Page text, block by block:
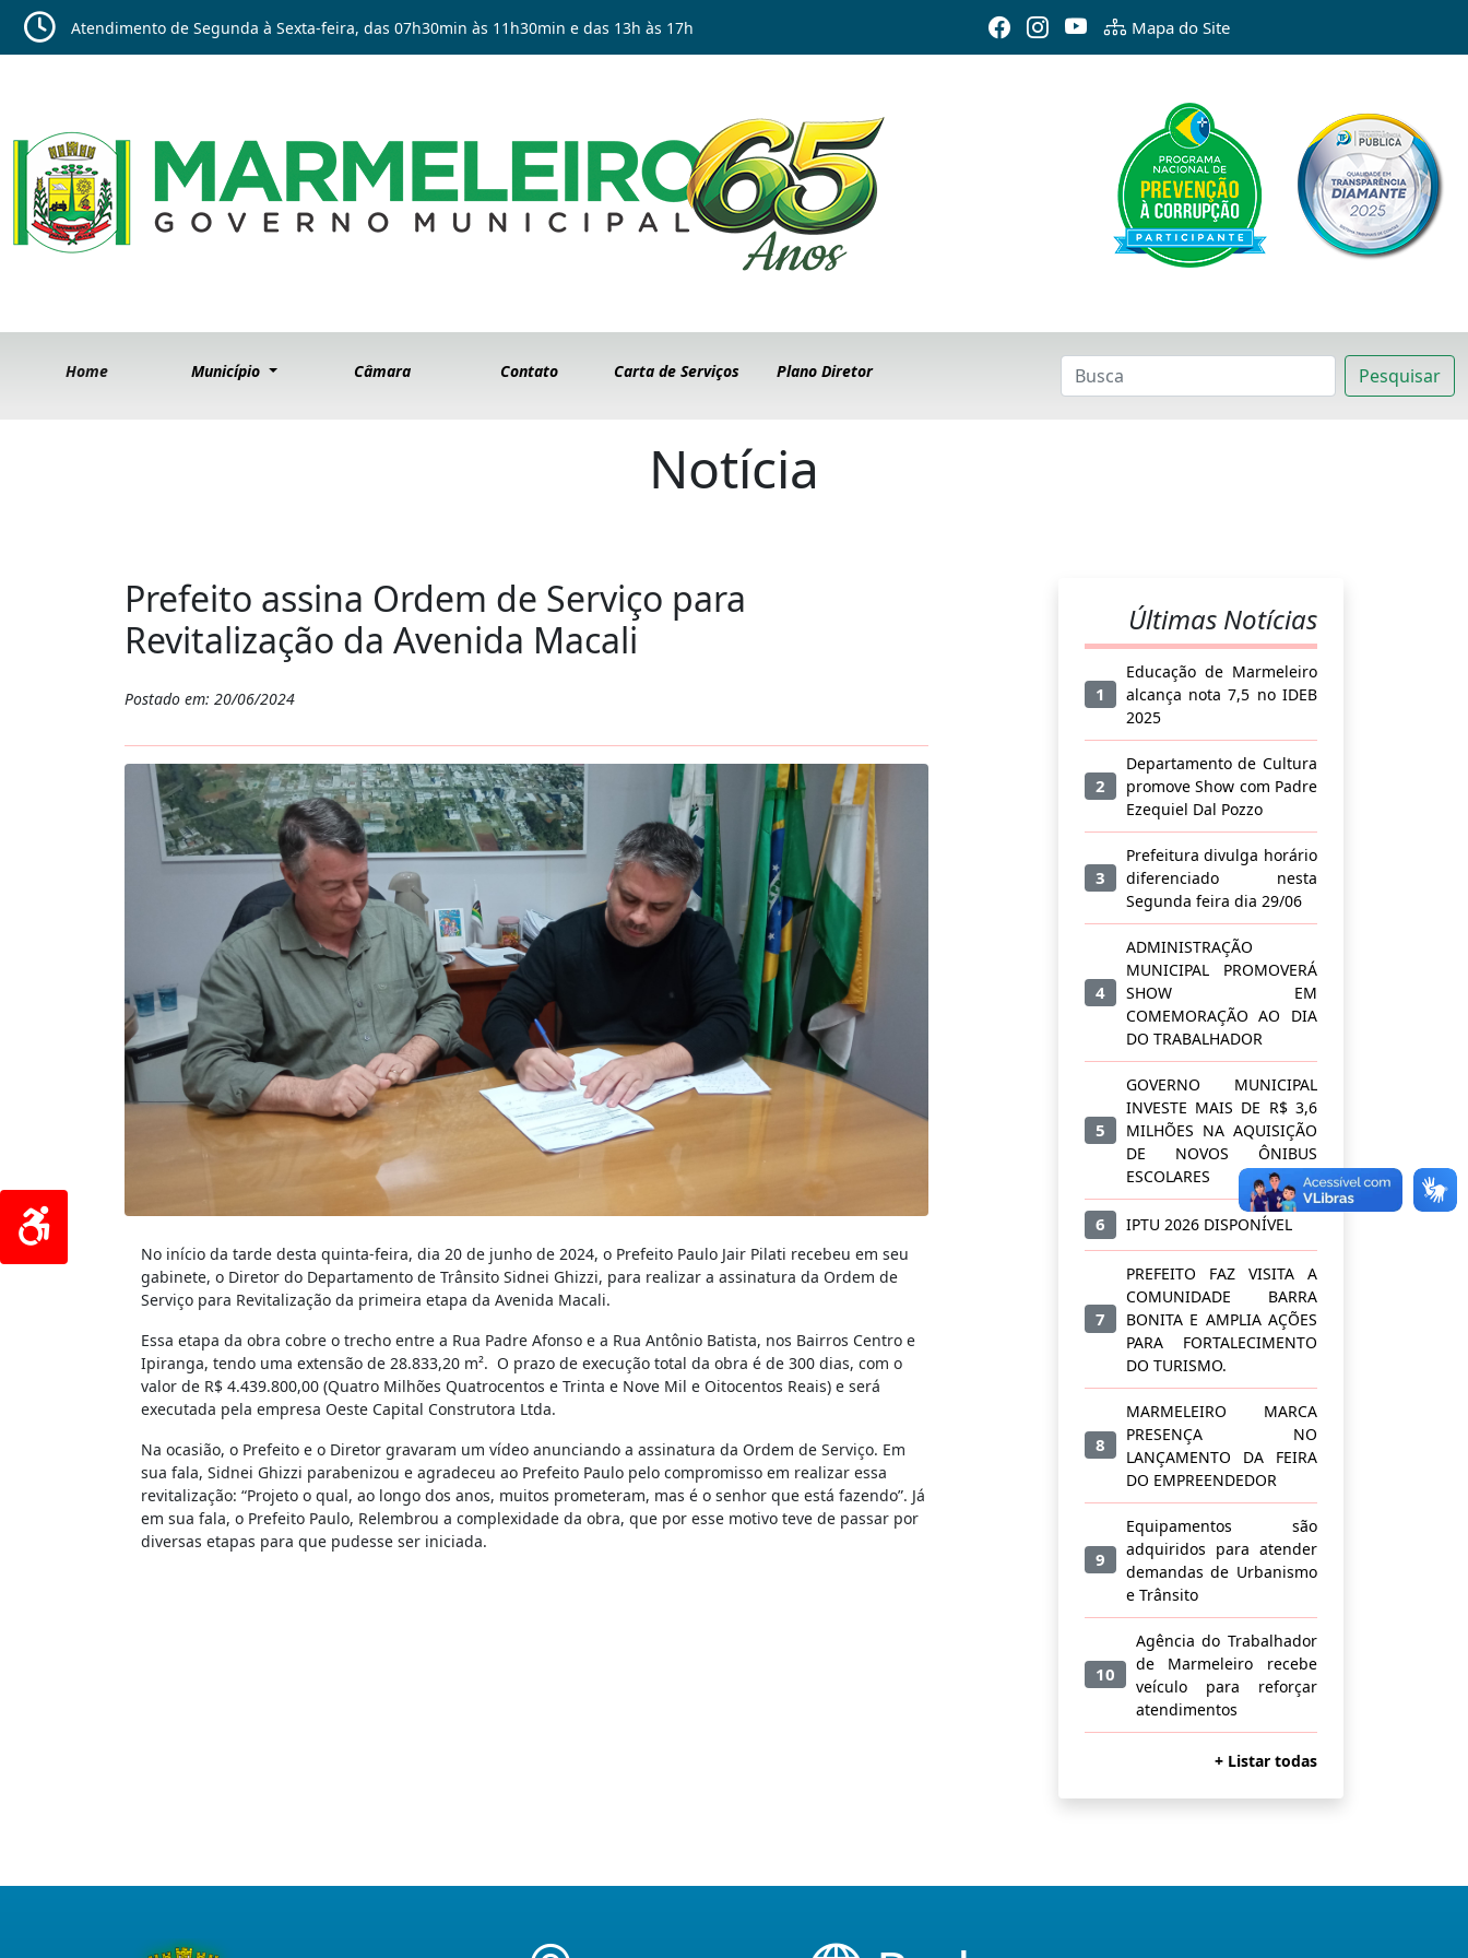
Atendimento de Segunda à Sexta-feira, das 07h30min às 11h30min e das 13h às 17h Mapa do Site
Home Município Câmara Contato Carta de Serviços Plano Diretor Pesquisar
Notícia
Prefeito assina Ordem de Serviço para
Revitalização da Avenida Macali
Postado em: 20/06/2024
No início da tarde desta quinta-feira, dia 20 de junho de 2024, o Prefeito Paulo Jair Pilati recebeu em seu
gabinete, o Diretor do Departamento de Trânsito Sidnei Ghizzi, para realizar a assinatura da Ordem de
Serviço para Revitalização da primeira etapa da Avenida Macali.
Essa etapa da obra cobre o trecho entre a Rua Padre Afonso e a Rua Antônio Batista, nos Bairros Centro e
Ipiranga, tendo uma extensão de 28.833,20 m². O prazo de execução total da obra é de 300 dias, com o
valor de R$ 4.439.800,00 (Quatro Milhões Quatrocentos e Trinta e Nove Mil e Oitocentos Reais) e será
executada pela empresa Oeste Capital Construtora Ltda.
Na ocasião, o Prefeito e o Diretor gravaram um vídeo anunciando a assinatura da Ordem de Serviço. Em
sua fala, Sidnei Ghizzi parabenizou e agradeceu ao Prefeito Paulo pelo compromisso em realizar essa
revitalização: “Projeto o qual, ao longo dos anos, muitos prometeram, mas é o senhor que está fazendo”. Já
em sua fala, o Prefeito Paulo, Relembrou a complexidade da obra, que por esse motivo teve de passar por
diversas etapas para que pudesse ser iniciada.
Últimas Notícias
1
Educação de Marmeleiro
alcança nota 7,5 no IDEB
2025
2
Departamento de Cultura
promove Show com Padre
Ezequiel Dal Pozzo
3
Prefeitura divulga horário
diferenciado nesta
Segunda feira dia 29/06
4
ADMINISTRAÇÃO
MUNICIPAL PROMOVERÁ
SHOW EM
COMEMORAÇÃO AO DIA
DO TRABALHADOR
5
GOVERNO MUNICIPAL
INVESTE MAIS DE R$ 3,6
MILHÕES NA AQUISIÇÃO
DE NOVOS ÔNIBUS
ESCOLARES
6 IPTU 2026 DISPONÍVEL
7
PREFEITO FAZ VISITA A
COMUNIDADE BARRA
BONITA E AMPLIA AÇÕES
PARA FORTALECIMENTO
DO TURISMO.
8
MARMELEIRO MARCA
PRESENÇA NO
LANÇAMENTO DA FEIRA
DO EMPREENDEDOR
9
Equipamentos são
adquiridos para atender
demandas de Urbanismo
e Trânsito
10
Agência do Trabalhador
de Marmeleiro recebe
veículo para reforçar
atendimentos
+ Listar todas